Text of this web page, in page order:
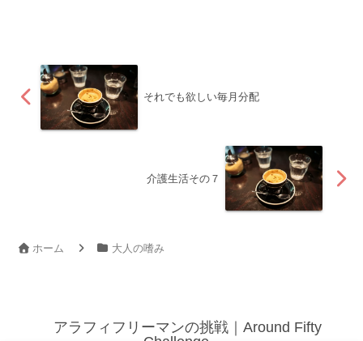
それでも欲しい毎月分配
介護生活その７
ホーム 大人の嗜み
アラフィフリーマンの挑戦｜Around Fifty